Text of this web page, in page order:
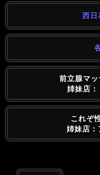
西日
前立腺マ
姉妹店
これぞ
姉妹店：